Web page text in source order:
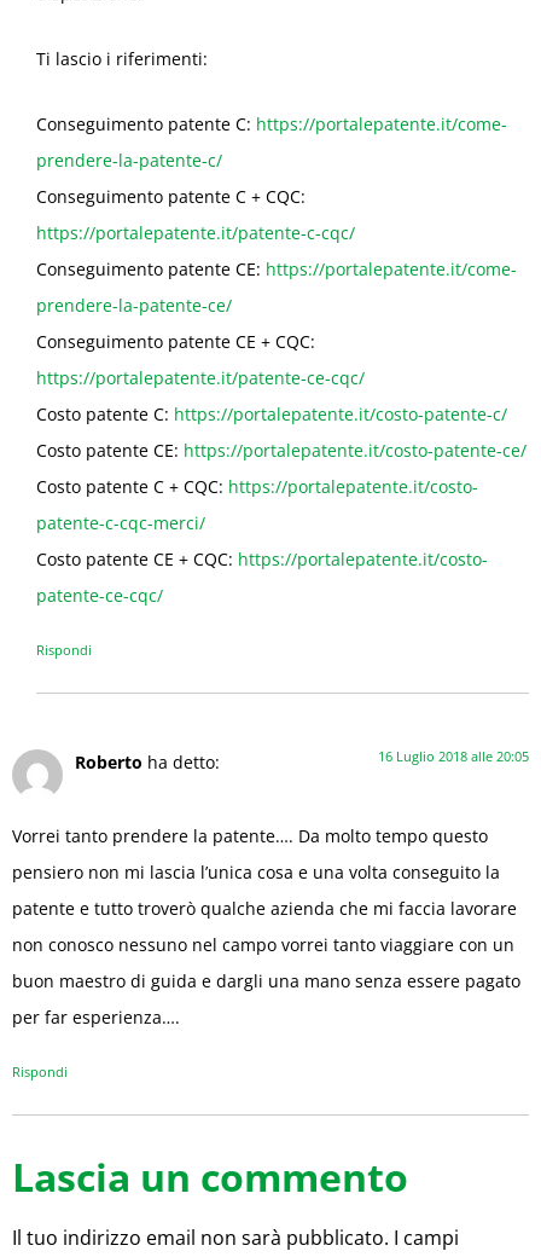
Ti lascio i riferimenti:
Conseguimento patente C: https://portalepatente.it/come-
prendere-la-patente-c/
Conseguimento patente C + CQC:
https://portalepatente.it/patente-c-cqc/
Conseguimento patente CE: https://portalepatente.it/come-
prendere-la-patente-ce/
Conseguimento patente CE + CQC:
https://portalepatente.it/patente-ce-cqc/
Costo patente C: https://portalepatente.it/costo-patente-c/
Costo patente CE: https://portalepatente.it/costo-patente-ce/
Costo patente C + CQC: https://portalepatente.it/costo-
patente-c-cqc-merci/
Costo patente CE + CQC: https://portalepatente.it/costo-
patente-ce-cqc/
Rispondi
Roberto ha detto: 16 Luglio 2018 alle 20:05
Vorrei tanto prendere la patente…. Da molto tempo questo
pensiero non mi lascia l’unica cosa e una volta conseguito la
patente e tutto troverò qualche azienda che mi faccia lavorare
non conosco nessuno nel campo vorrei tanto viaggiare con un
buon maestro di guida e dargli una mano senza essere pagato
per far esperienza….
Rispondi
Lascia un commento
Il tuo indirizzo email non sarà pubblicato. I campi